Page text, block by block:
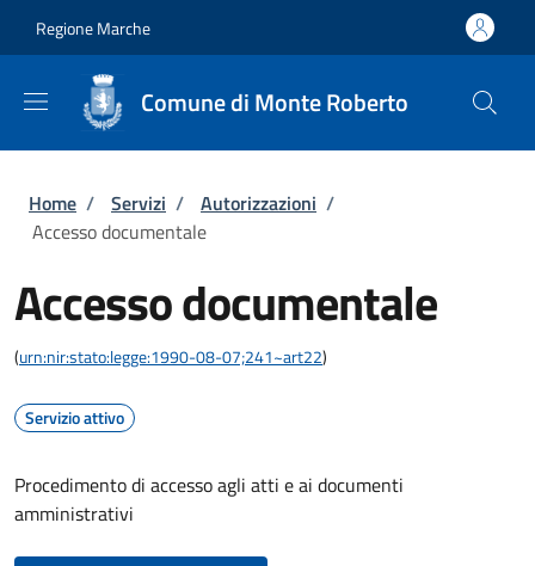
Regione Marche
Comune di Monte Roberto
Briciole di pane
Home / Servizi / Autorizzazioni /
Accesso documentale
Accesso documentale
(urn:nir:stato:legge:1990-08-07;241~art22)
Servizio attivo
Procedimento di accesso agli atti e ai documenti
amministrativi